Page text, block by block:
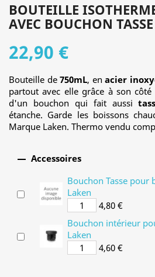
BOUTEILLE
AVEC BOUCHON TASSE
22,90 €
Bouteille de750mL, en acier
partout avec elle grâce à son côté
d'un bouchon qui fait aussi
étanche. Garde les boissons
Marque Laken. Thermo vendu
 Accessoires
Bouchon Tasse
Laken
4,80 €
Bouchon intérieur
Laken
4,60 €